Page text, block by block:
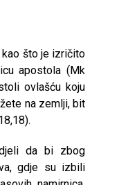
što je izričito
apostola (Mk
ovlašću koju
na zemlji, bit
da bi zbog
gdje su izbili